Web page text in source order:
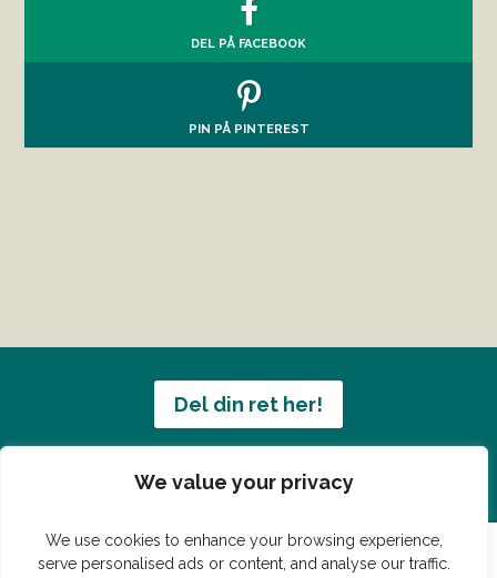
We value your privacy
We use cookies to enhance your browsing experience,
serve personalised ads or content, and analyse our traffic.
DEL PÅ FACEBOOK
PIN PÅ PINTEREST
Del din ret her!
Har du en konge ret du vil dele?